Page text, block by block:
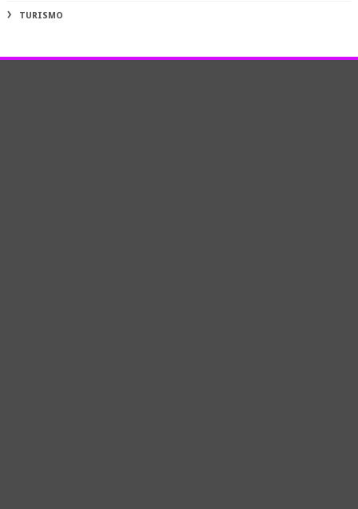
TURISMO